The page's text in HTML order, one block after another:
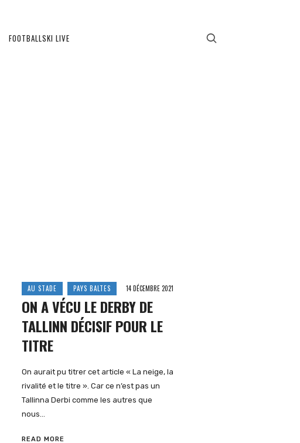
FOOTBALLSKI LIVE
AU STADE PAYS BALTES 14 DÉCEMBRE 2021
ON A VÉCU LE DERBY DE
TALLINN DÉCISIF POUR LE
TITRE
On aurait pu titrer cet article « La neige, la
rivalité et le titre ». Car ce n’est pas un
Tallinna Derbi comme les autres que
nous…
READ MORE